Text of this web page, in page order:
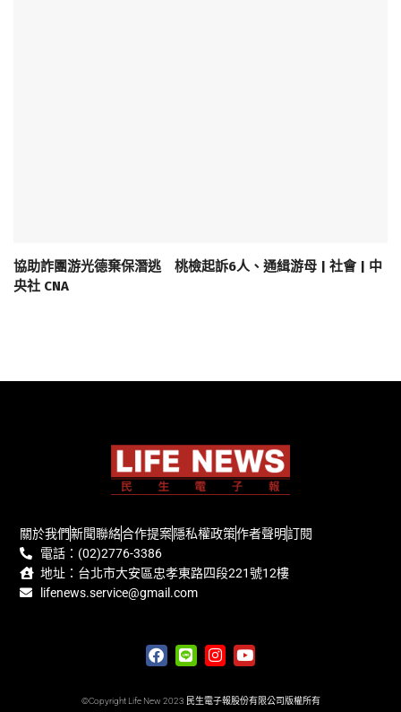
協助詐團游光德棄保潛逃 桃檢起訴6人、通緝游母 | 社會 | 中
央社 CNA
關於我們新聞聯絡合作提案隱私權政策作者聲明訂閱
電話：(02)2776-3386
地址：台北市大安區忠孝東路四段221號12樓
lifenews.service@gmail.com
©Copyright Life New 2023 民生電子報股份有限公司版權所有